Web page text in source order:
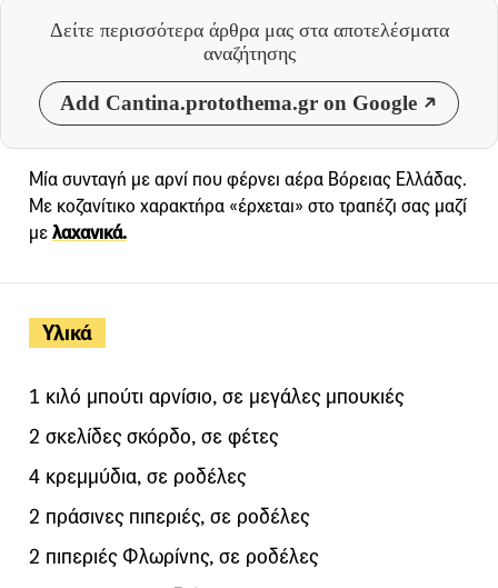
Δείτε περισσότερα άρθρα μας στα αποτελέσματα
αναζήτησης
Add Cantina.protothema.gr on Google
Υλικά
1 κιλό μπούτι αρνίσιο, σε μεγάλες μπουκιές
2 σκελίδες σκόρδο, σε φέτες
4 κρεμμύδια, σε ροδέλες
2 πράσινες πιπεριές, σε ροδέλες
2 πιπεριές Φλωρίνης, σε ροδέλες
Μία συνταγή με αρνί που φέρνει αέρα Βόρειας Ελλάδας.
Με κοζανίτικο χαρακτήρα «έρχεται» στο τραπέζι σας μαζί
μελαχανικά.